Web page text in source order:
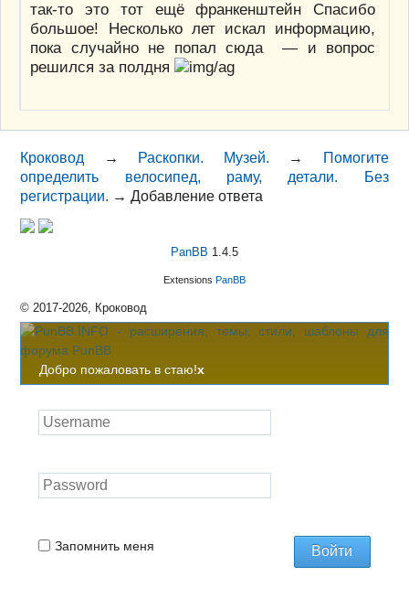
так-то это тот ещё франкенштейн Спасибо
большое! Несколько лет искал информацию,
пока случайно не попал сюда — и вопрос
решился за полдня
Кроковод → Раскопки. Музей. →
Помогите
определить велосипед, раму, детали. Без
регистрации. →Добавление ответа
PanBB 1.4.5
Extensions PanBB
© 2017-2026, Кроковод
Добро пожаловать в стаю!x
Запомнить меня